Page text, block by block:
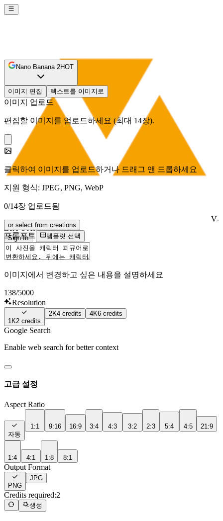
V-
Zero-3 AI
Sign In
Nano Banana 2HOT
이미지 편집 텍스트를 이미지로
이미지 업로드
편집할 이미지를 업로드하세요 (최대 14장).
클릭하여 이미지를 업로드하거나 드래그 앤 드롭하세요
지원 형식: JPEG, PNG, WebP
0/14장 업로드됨
or select from creations
프롬프트 템플릿 선택
이미지에서 변경하고 싶은 내용을 설명하세요
138/5000
Resolution
1K2 credits
2K4 credits 4K6 credits
Google Search
Enable web search for better context
고급 설정
Aspect Ratio
자동
1:1 9:16 16:9 3:4 4:3 3:2 2:3 5:4 4:5 21:9
1:4 4:1 1:8 8:1
Output Format
PNG
JPG
Credits required:2
생성